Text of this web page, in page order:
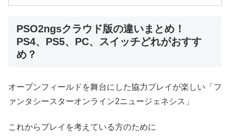
PSO2ngsクラウド版の違いまとめ！
PS4、PS5、PC、スイッチどれがおすす
め？
オープンフィールドを舞台にした協力プレイが楽しい「フ
ァンタシースターオンライン2ニュージェネシス」
これからプレイを考えている方のために